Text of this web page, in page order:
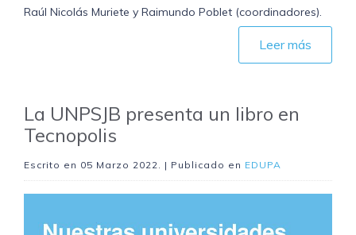
Raúl Nicolás Muriete y Raimundo Poblet (coordinadores).
Leer más
La UNPSJB presenta un libro en
Tecnopolis
Escrito en 05 Marzo 2022. | Publicado en EDUPA